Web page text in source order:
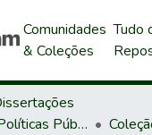
Comunidades
& Coleções
Tudo
Mestrado em Políticas Públicas e Desenvolvimento Local